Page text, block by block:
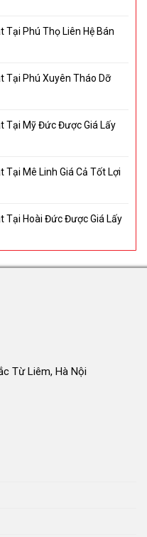
Tại Phú Thọ Liên Hệ Bán
Tại Phú Xuyên Tháo Dỡ
Tại Mỹ Đức Được Giá Lấy
Mê Linh Giá Cả Tốt Lợi
Tại Hoài Đức Được Giá Lấy
Từ Liêm, Hà Nội